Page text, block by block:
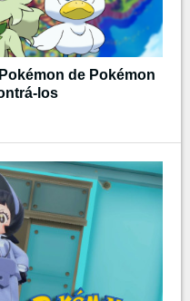
de Pokémon
los